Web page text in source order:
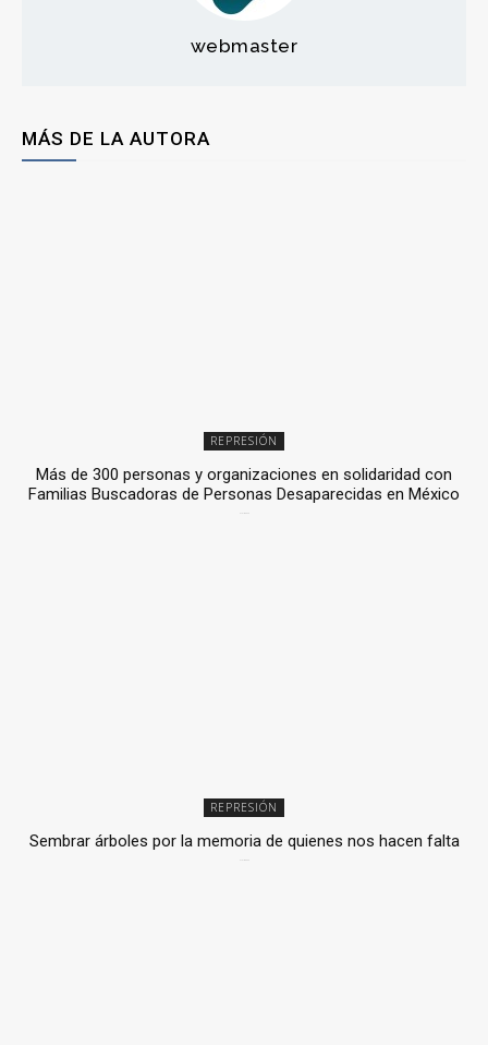
webmaster
MÁS DE LA AUTORA
REPRESIÓN
Más de 300 personas y organizaciones en solidaridad con
Familias Buscadoras de Personas Desaparecidas en México
REPRESIÓN
Sembrar árboles por la memoria de quienes nos hacen falta